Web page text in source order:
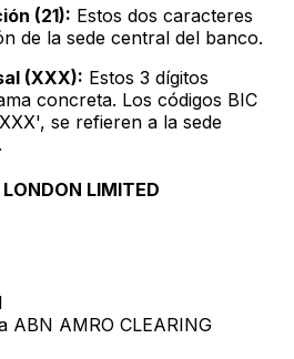
(21): Estos dos caracteres
de la sede central del banco.
(XXX): Estos 3 dígitos
concreta. Los códigos BIC
se refieren a la sede
LIMITED
ABN AMRO CLEARING